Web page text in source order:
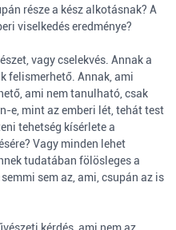
része a kész alkotásnak? A
viselkedés eredménye?
vagy cselekvés. Annak a
felismerhető. Annak, ami
ami nem tanulható, csak
e, mint az emberi lét, tehát test
tehetség kísérlete a
Vagy minden lehet
tudatában fölösleges a
sem az, ami, csupán az is